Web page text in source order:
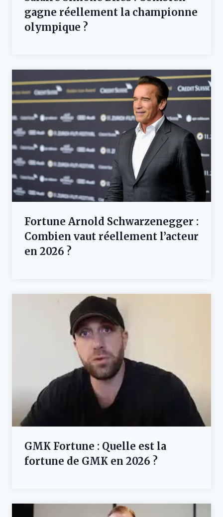
gagne réellement la championne
olympique ?
Fortune Arnold Schwarzenegger :
Combien vaut réellement l’acteur
en 2026 ?
GMK Fortune : Quelle est la
fortune de GMK en 2026 ?